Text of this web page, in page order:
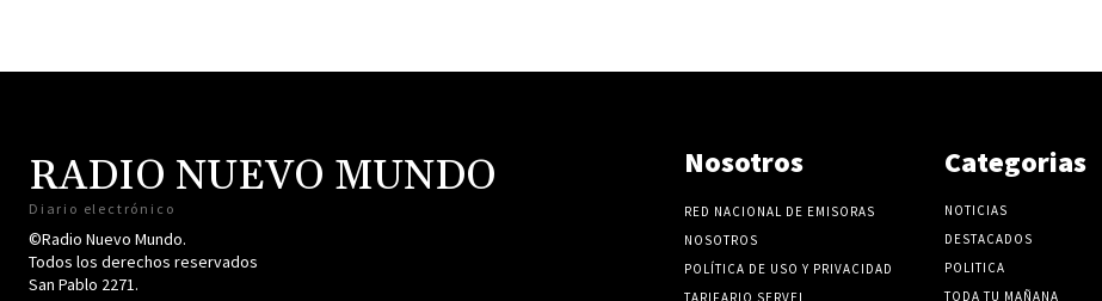
RADIO NUEVO MUNDO
Diario electrónico
©Radio Nuevo Mundo.
Todos los derechos reservados
San Pablo 2271.
Nosotros
RED NACIONAL DE EMISORAS
NOSOTROS
POLÍTICA DE USO Y PRIVACIDAD
TARIFARIO SERVEL
Categorias
NOTICIAS
DESTACADOS
POLITICA
TODA TU MAÑANA